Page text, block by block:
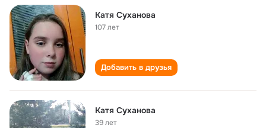
Катя Суханова
107 лет
Добавить в друзья
Катя Суханова
39 лет